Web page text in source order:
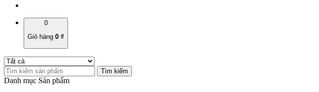
0
Giỏ hàng 0 ₫
Danh mục Sản phẩm